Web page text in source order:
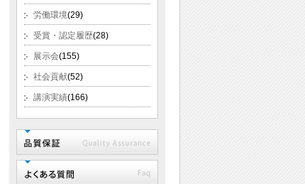
労働環境(29)
受賞・認定履歴(28)
展示会(155)
社会貢献(52)
講演実績(166)